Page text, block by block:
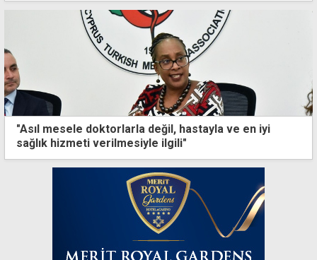
"Asıl mesele doktorlarla değil, hastayla ve en iyi
sağlık hizmeti verilmesiyle ilgili"